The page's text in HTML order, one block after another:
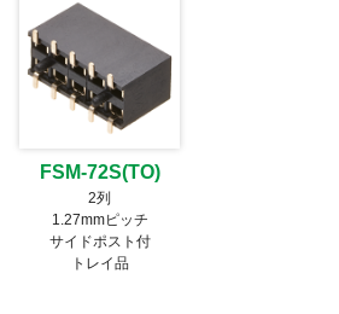
お問い合わせ窓口
会社情報
FSM-72S(TO)
2列
1.27mmピッチ
サイドポスト付
トレイ品